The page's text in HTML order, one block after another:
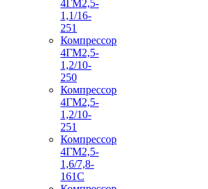
4ГМ2,5-
1,1/16-
251
Компрессор
4ГМ2,5-
1,2/10-
250
Компрессор
4ГМ2,5-
1,2/10-
251
Компрессор
4ГМ2,5-
1,6/7,8-
161С